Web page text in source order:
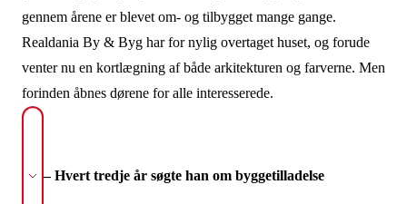
gennem årene er blevet om- og tilbygget mange gange.
Realdania By & Byg har for nylig overtaget huset, og forude
venter nu en kortlægning af både arkitekturen og farverne. Men
forinden åbnes dørene for alle interesserede.
– Hvert tredje år søgte han om byggetilladelse